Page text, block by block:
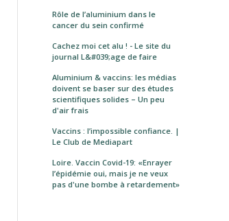
Rôle de l’aluminium dans le
cancer du sein confirmé
Cachez moi cet alu ! - Le site du
journal L&#039;age de faire
Aluminium & vaccins: les médias
doivent se baser sur des études
scientifiques solides – Un peu
d'air frais
Vaccins : l’impossible confiance. |
Le Club de Mediapart
Loire. Vaccin Covid-19: «Enrayer
l’épidémie oui, mais je ne veux
pas d'une bombe à retardement»